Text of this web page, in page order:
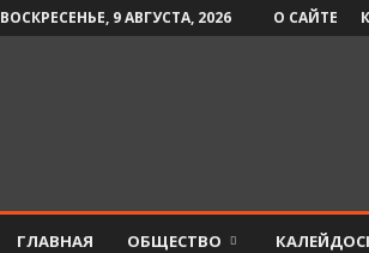
ВОСКРЕСЕНЬЕ, 9 АВГУСТА, 2026 О САЙТЕ
ГЛАВНАЯ ОБЩЕСТВО